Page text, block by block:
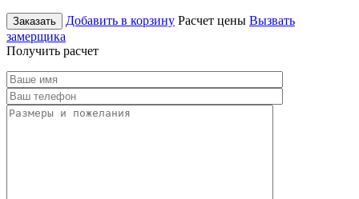
Заказать Добавить в корзину Расчет цены Вызвать
замерщика
Получить расчет